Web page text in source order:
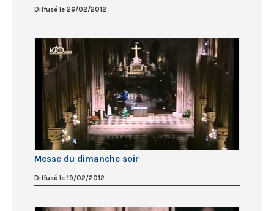
Diffusé le 26/02/2012
Messe du dimanche soir
Diffusé le 19/02/2012